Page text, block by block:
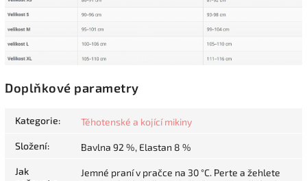
Doplňkové parametry
Kategorie: Těhotenské a kojící mikiny
Složení: Bavlna 92 %, Elastan 8 %
Jak
Jemné praní v pračce na 30 °C. Perte a žehlete